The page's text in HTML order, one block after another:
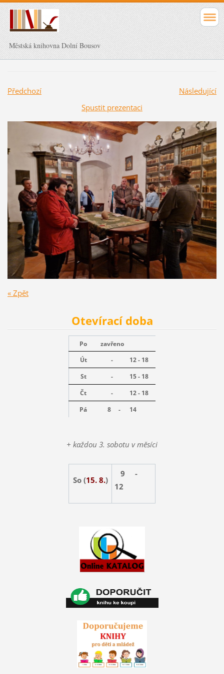
Městská knihovna Dolní Bousov
Předchozí
Následující
Spustit prezentaci
« Zpět
Otevírací doba
Po
zavřeno
Út
-
12 - 18
St
-
15 - 18
Čt
-
12 - 18
Pá
8 - 14
+ každou 3. sobotu v měsíci
So (15. 8.)
9 -
12